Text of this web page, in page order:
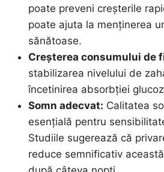
poate preveni creșterile
poate ajuta la menținerea
sănătoase.
Creșterea consumului de
stabilizarea nivelului de
încetinirea absorbției
Somn adecvat: Calitatea
esențială pentru
Studiile sugerează că
reduce semnificativ